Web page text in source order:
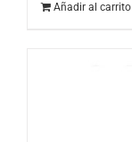
Añadir al carrito